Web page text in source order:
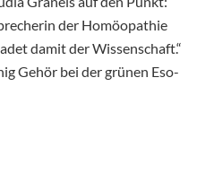
der Homöopathie
damit der Wissenschaft.“
Gehör bei der grünen Eso-